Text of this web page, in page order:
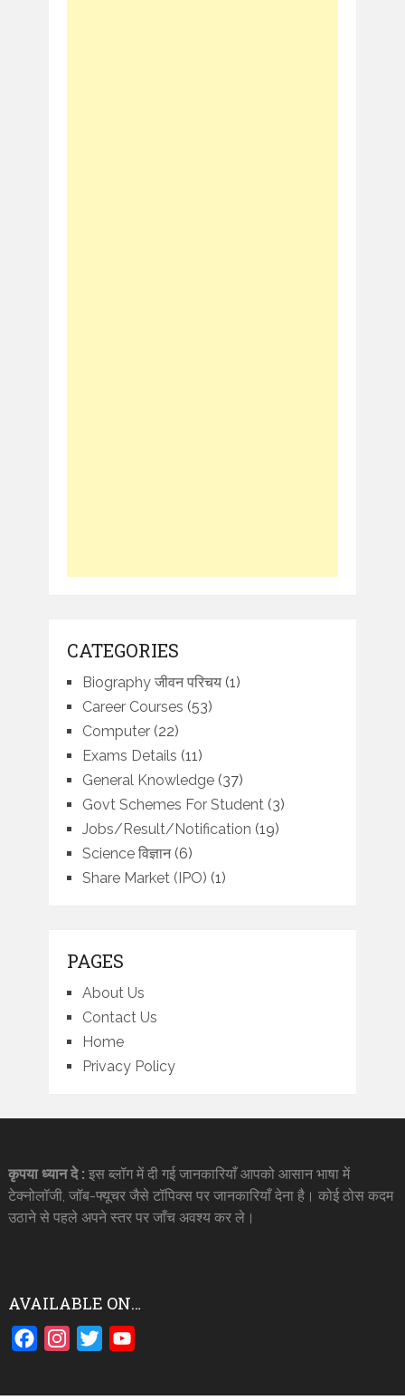
CATEGORIES
Biography जीवन परिचय(1)
Career Courses (53)
Computer(22)
Exams Details (11)
General Knowledge(37)
Govt Schemes For Student (3)
Jobs/Result/Notification (19)
Science विज्ञान(6)
Share Market (IPO) (1)
PAGES
About Us
Contact Us
Home
Privacy Policy
कृपया ध्यान दे : इस ब्लॉग में दी गई जानकारियाँ आपको आसान भाषा में
टेक्नोलॉजी, जॉब-फ्यूचर जैसे टॉपिक्स पर जानकारियाँ देना है। कोई ठोस कदम
उठाने से पहले अपने स्तर पर जाँच अवश्य कर ले।
AVAILABLE ON…
FacebookInstagram
Twitter